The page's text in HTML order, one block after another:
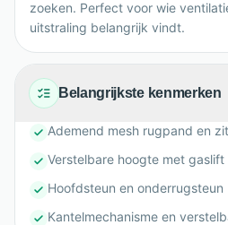
zoeken. Perfect voor wie
uitstraling belangrijk vindt.
Belangrijkste kenmerken
Ademend mesh rugpand en
Verstelbare hoogte met gaslift
Hoofdsteun en onderrugsteun
Kantelmechanisme en